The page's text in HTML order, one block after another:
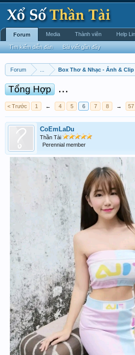
Forum Box Thơ & Nhạc - Ảnh & Clip
Tổng Hợp ...
< Trước 1 ← 4 5 6 7 8 → 57
CoEmLaDu
Thần Tài
Perennial member
Forum
Tìm kiếm diễn đàn Bài viết gần đây
Media Thành viên Help